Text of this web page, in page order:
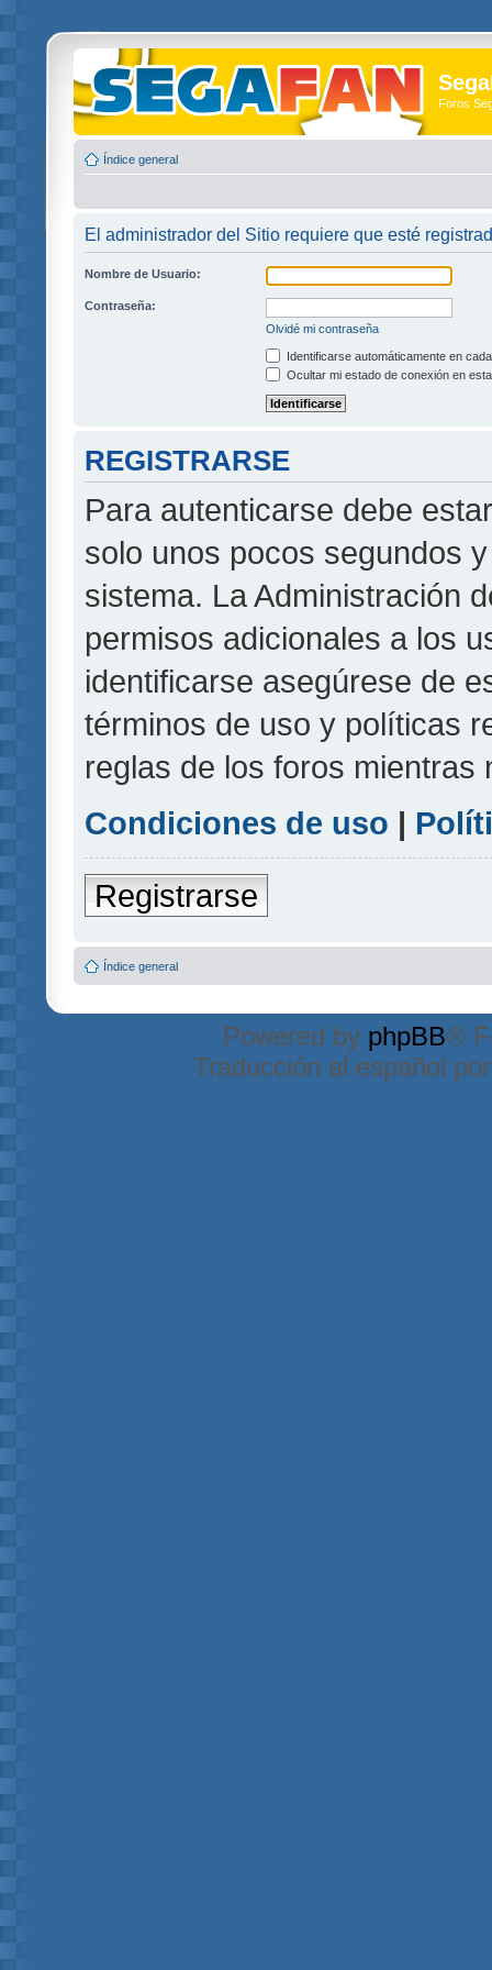
Foros
Índice general
El administrador del Sitio requiere que esté
Nombre de Usuario:
Contraseña:
Olvidé mi contraseña
Identificarse automáticamente en
Ocultar mi estado de conexión en
REGISTRARSE
Para autenticarse debe
solo unos pocos segundos
sistema. La Administración
permisos adicionales a los
identificarse asegúrese de
términos de uso y políticas
reglas de los foros mientras
Condiciones de uso |
Registrarse
Índice general
Powered by phpBB®
Traducción al español